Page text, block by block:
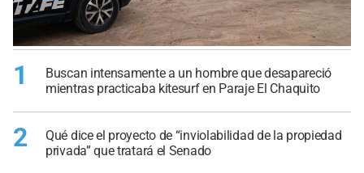
1
Buscan intensamente a un hombre que desapareció
mientras practicaba kitesurf en Paraje El Chaquito
2
Qué dice el proyecto de “inviolabilidad de la propiedad
privada” que tratará el Senado